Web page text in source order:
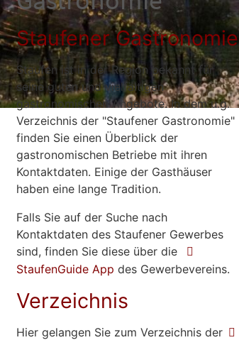
Staufener Gastronomie
Staufen ist in der Region bekannt für
seine guten und vielfältigen
gastronomischen Angebote. In dem u.g.
Verzeichnis der "Staufener Gastronomie"
finden Sie einen Überblick der
gastronomischen Betriebe mit ihren
Kontaktdaten. Einige der Gasthäuser
haben eine lange Tradition.
Falls Sie auf der Suche nach
Kontaktdaten des Staufener Gewerbes
sind, finden Sie diese über die
StaufenGuide App des Gewerbevereins.
Verzeichnis
Hier gelangen Sie zum Verzeichnis der